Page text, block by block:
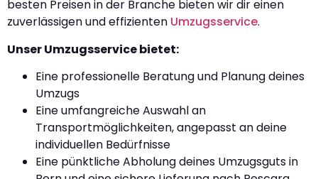
besten Preisen in der Branche bieten wir dir einen
zuverlässigen und effizienten Umzugsservice.
Unser Umzugsservice bietet:
Eine professionelle Beratung und Planung deines
Umzugs
Eine umfangreiche Auswahl an
Transportmöglichkeiten, angepasst an deine
individuellen Bedürfnisse
Eine pünktliche Abholung deines Umzugsguts in